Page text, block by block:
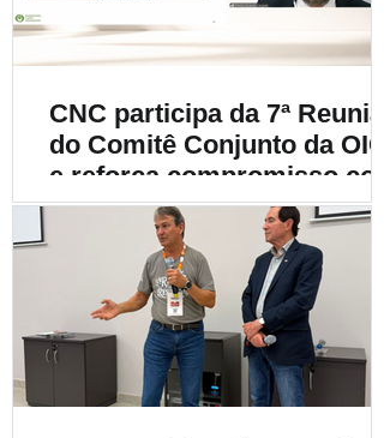
CNC participa da 7ª Reunião
do Comitê Conjunto da OIC
e reforça compromisso com
a cafeicultura mundial